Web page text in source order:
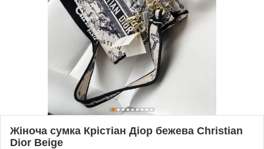
Жіноча сумка Крістіан Діор бежева Christian
Dior Beige